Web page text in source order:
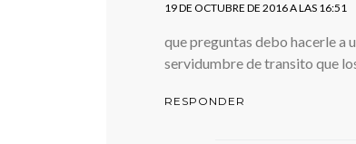
19 DE OCTUBRE DE 2016 A LAS 16:51
que preguntas debo hacerle a
servidumbre de transito que
RESPONDER